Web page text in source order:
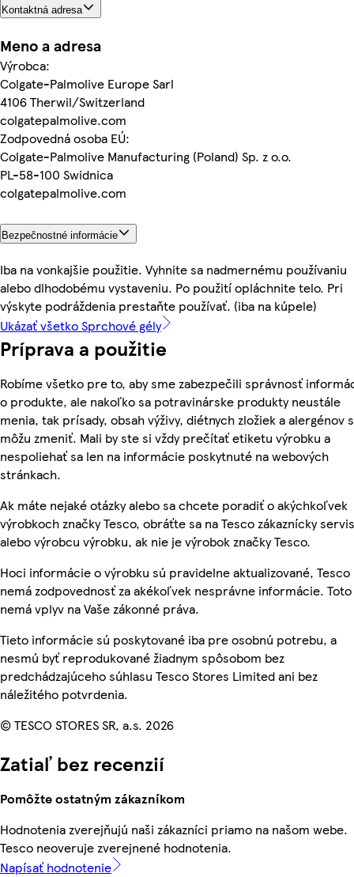
Kontaktná adresa
Meno a adresa
Výrobca:
Colgate-Palmolive Europe Sarl
4106 Therwil/Switzerland
colgatepalmolive.com
Zodpovedná osoba EÚ:
Colgate-Palmolive Manufacturing (Poland) Sp. z o.o.
PL-58-100 Swidnica
colgatepalmolive.com
Bezpečnostné informácie
Iba na vonkajšie použitie. Vyhnite sa nadmernému používaniu
alebo dlhodobému vystaveniu. Po použití opláchnite telo. Pri
výskyte podráždenia prestaňte používať. (iba na kúpele)
Ukázať všetko Sprchové gély
Príprava a použitie
Robíme všetko pre to, aby sme zabezpečili správnosť
o produkte, ale nakoľko sa potravinárske produkty neustále
menia, tak prísady, obsah výživy, diétnych zložiek a alergénov
môžu zmeniť. Mali by ste si vždy prečítať etiketu výrobku a
nespoliehať sa len na informácie poskytnuté na webových
stránkach.
Ak máte nejaké otázky alebo sa chcete poradiť o akýchkoľvek
výrobkoch značky Tesco, obráťte sa na Tesco zákaznícky
alebo výrobcu výrobku, ak nie je výrobok značky Tesco.
Hoci informácie o výrobku sú pravidelne aktualizované, Tesco
nemá zodpovednosť za akékoľvek nesprávne informácie. Toto
nemá vplyv na Vaše zákonné práva.
Tieto informácie sú poskytované iba pre osobnú potrebu, a
nesmú byť reprodukované žiadnym spôsobom bez
predchádzajúceho súhlasu Tesco Stores Limited ani bez
náležitého potvrdenia.
© TESCO STORES SR, a.s. 2026
Zatiaľ bez recenzií
Pomôžte ostatným zákazníkom
Hodnotenia zverejňujú naši zákazníci priamo na našom webe.
Tesco neoveruje zverejnené hodnotenia.
Napísať hodnotenie